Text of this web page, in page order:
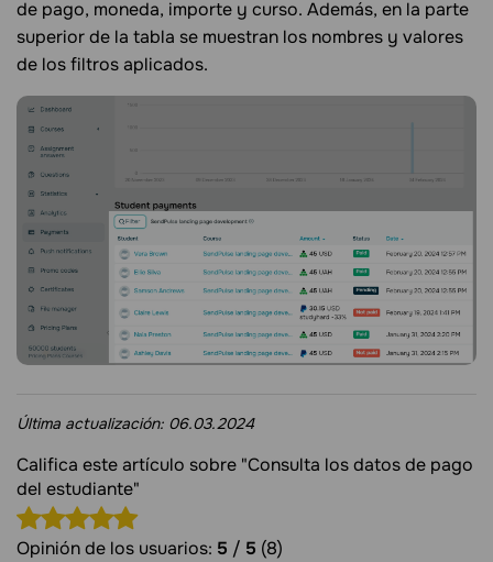
de pago, moneda, importe y curso. Además, en la parte
superior de la tabla se muestran los nombres y valores
de los filtros aplicados.
Última actualización: 06.03.2024
Califica este artículo sobre "Consulta los datos de pago
del estudiante"
Opinión de los usuarios: 5 / 5 (8)